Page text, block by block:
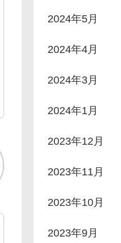
2024年5月
2024年4月
2024年3月
2024年1月
2023年12月
2023年11月
2023年10月
2023年9月